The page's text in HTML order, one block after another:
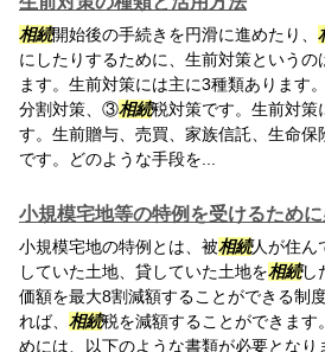
相続開始後の手続きを円滑に進めたり、
にしたりするために、生前対策というの
ます。生前対策には主に3種類ありま
分割対策、③相続税対策です。生前対策
す。生前贈与、売買、家族信託、生命
です。どのような手段を...
小規模宅地等の特例を受けるため
小規模宅地の特例とは、被相続人が住ん
していた土地、貸していた土地を相続し
価額を最大8割減額することができる制
れば、 相続税を減額することができます
めには、以下のような書類が必要となり